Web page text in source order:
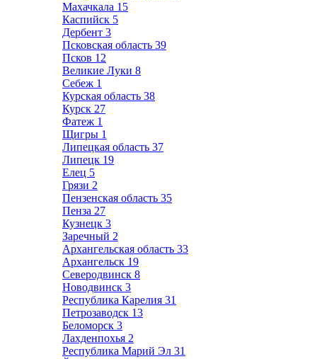
Махачкала 15
Каспийск 5
Дербент 3
Псковская область 39
Псков 12
Великие Луки 8
Себеж 1
Курская область 38
Курск 27
Фатеж 1
Щигры 1
Липецкая область 37
Липецк 19
Елец 5
Грязи 2
Пензенская область 35
Пенза 27
Кузнецк 3
Заречный 2
Архангельская область 33
Архангельск 19
Северодвинск 8
Новодвинск 3
Республика Карелия 31
Петрозаводск 13
Беломорск 3
Лахденпохья 2
Республика Марий Эл 31